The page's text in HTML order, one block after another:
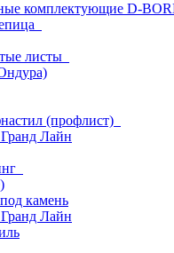
комплектующие D-
листы
(профлист)
Лайн
камень
Лайн